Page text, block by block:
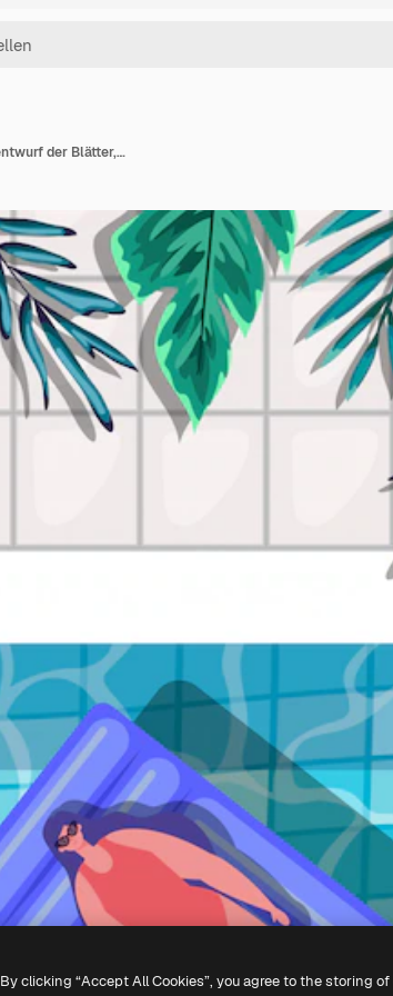
Mädchenkarikatur auf Schwimmer am Pool mit Draufsichtentwurf der Blätter, Sommerferien
By clicking “Accept All Cookies”, you agree to the storing